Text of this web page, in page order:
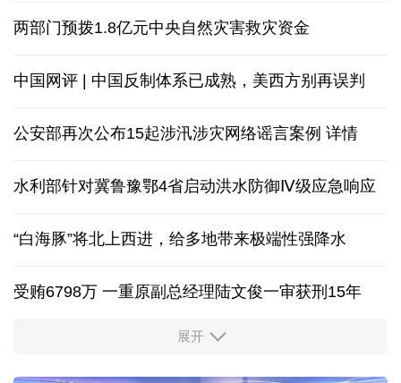
两部门预拨1.8亿元中央自然灾害救灾资金
中国网评 | 中国反制体系已成熟，美西方别再误判
公安部再次公布15起涉汛涉灾网络谣言案例 详情
水利部针对冀鲁豫鄂4省启动洪水防御Ⅳ级应急响应
“白海豚”将北上西进，给多地带来极端性强降水
受贿6798万 一重原副总经理陆文俊一审获刑15年
从中国空调热销欧洲，看中国制造惠及全球
展开